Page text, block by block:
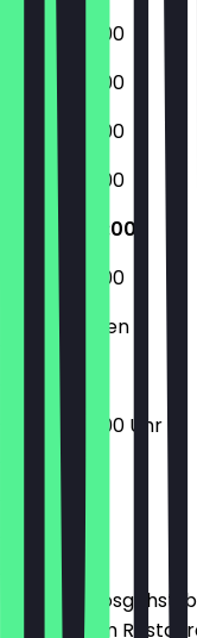
10:00 - 20:00
10:00 - 20:00
10:00 - 20:00
10:00 - 20:00
10:00 - 20:00
10:00 - 20:00
Geschlossen
10:00 - 20:00 Uhr
Bevor du losgehst,
zeige ihn im